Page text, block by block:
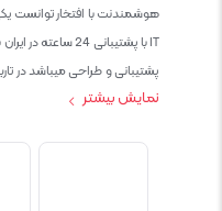
هوشمندنت با افتخار توانست
نمایش بیشتر